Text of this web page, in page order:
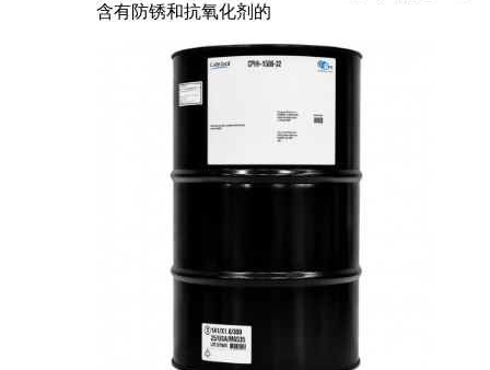
含有防锈和抗氧化剂的